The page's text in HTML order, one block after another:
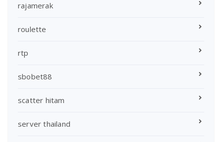
rajamerak
roulette
rtp
sbobet88
scatter hitam
server thailand